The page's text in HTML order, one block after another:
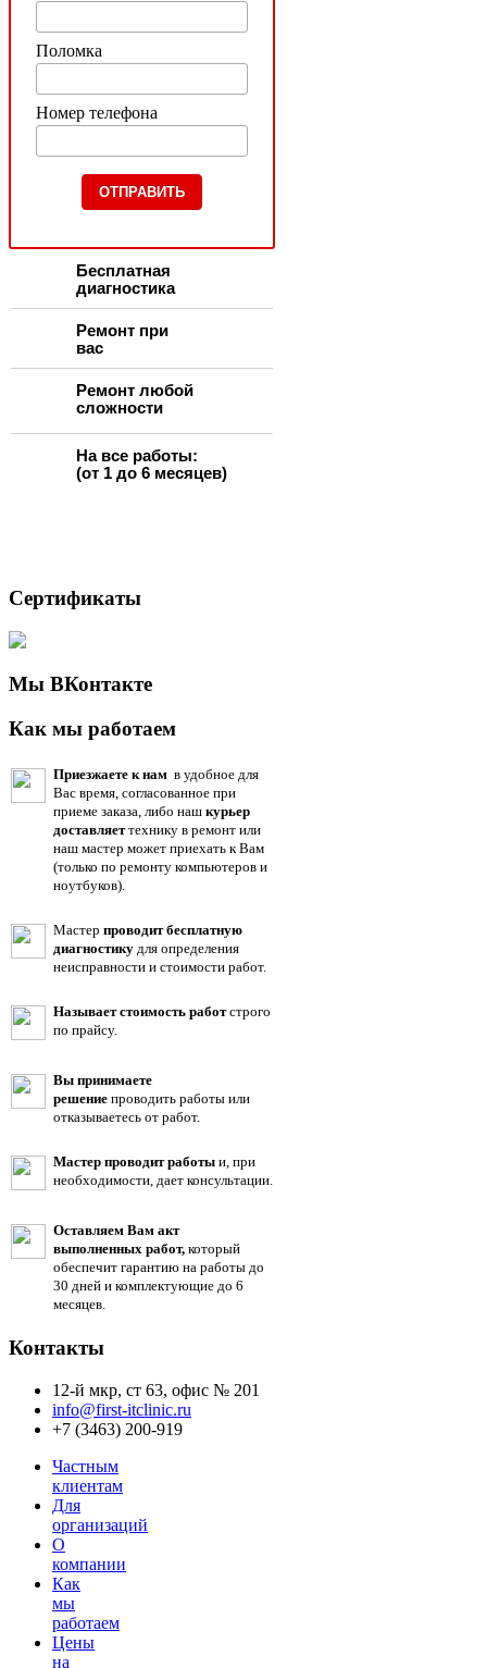
Поломка
Номер телефона
Бесплатная
диагностика
Ремонт при
вас
Ремонт любой
сложности
На все работы:
(от 1 до 6 месяцев)
Сертификаты
Мы ВКонтакте
Как мы работаем
Приезжаете к нам в удобное для
Вас время, согласованное при
приеме заказа, либо наш курьер
доставляеттехнику в ремонт или
наш мастер может приехать к Вам
(только по ремонту компьютеров и
ноутбуков).
Мастер проводит бесплатную
диагностику для определения
неисправности и стоимости работ.
Называет стоимость работстрого
по прайсу.
Вы принимаете
решение проводить работы или
отказываетесь от работ.
Мастер проводит работы и, при
необходимости, дает консультации.
Оставляем Вам акт
выполненных работ, который
обеспечит гарантию на работы до
30 дней и комплектующие до 6
месяцев.
Контакты
12-й мкр, ст 63, офис № 201
info@first-itclinic.ru
+7 (3463) 200-919
Частным
клиентам
Для
организаций
О
компании
Как
мы
работаем
Цены
на